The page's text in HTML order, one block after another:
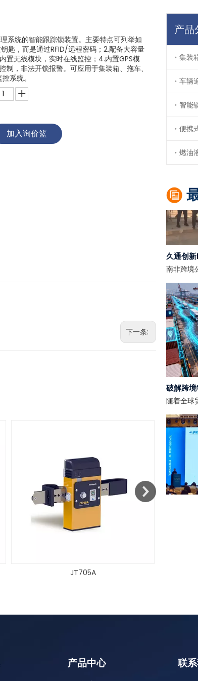
系统的智能跟踪锁装置。主要特点可列举如
匙，而是通过RFID/远程密码；2.配备大容量
置无线模块，实时在线监控；4.内置GPS模
制，非法开锁报警。可应用于集装箱、拖车、
系统。
加入询价篮
下一条:
JT709C
产品
集装
车辆
智能
便携
燃油
南非跨境
随着全球
产品中心 联